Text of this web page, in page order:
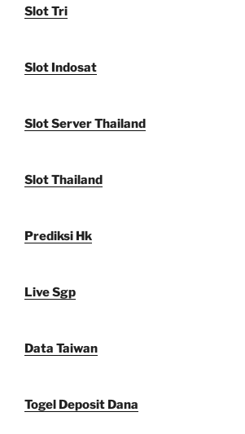
Slot Tri
Slot Indosat
Slot Server Thailand
Slot Thailand
Prediksi Hk
Live Sgp
Data Taiwan
Togel Deposit Dana